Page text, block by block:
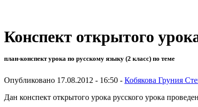
Конспект открытого
план-конспект урока по русскому языку (2 класс) по теме
Опубликовано 17.08.2012 - 16:50 - Кобякова Груния
Дан конспект открытого урока русского урока